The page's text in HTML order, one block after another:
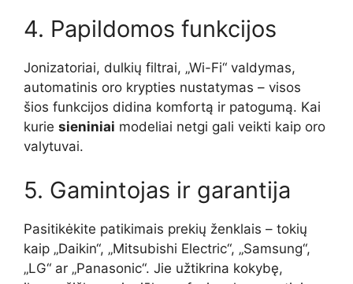
4. Papildomos funkcijos
Jonizatoriai, dulkių filtrai, „Wi-Fi“ valdymas,
automatinis oro krypties nustatymas – visos
šios funkcijos didina komfortą ir patogumą. Kai
kurie sieniniai modeliai netgi gali veikti kaip oro
valytuvai.
5. Gamintojas ir garantija
Pasitikėkite patikimais prekių ženklais – tokių
kaip „Daikin“, „Mitsubishi Electric“, „Samsung“,
„LG“ ar „Panasonic“. Jie užtikrina kokybę,